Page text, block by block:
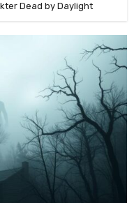
Dead by Daylight